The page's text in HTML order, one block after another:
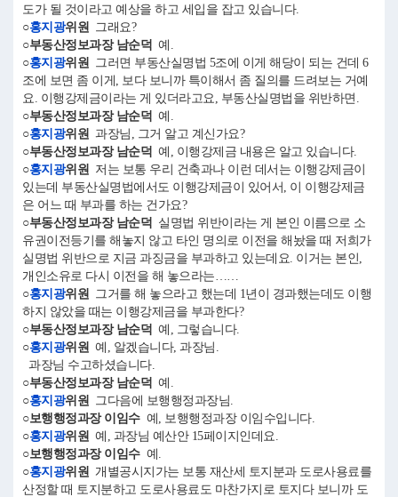
도가 될 것이라고 예상을 하고 세입을 잡고 있습니다.
○홍지광위원 그래요?
○부동산정보과장 남순덕 예.
○홍지광위원 그러면 부동산실명법 5조에 이게 해당이 되는 건데 6
조에 보면 좀 이게, 보다 보니까 특이해서 좀 질의를 드려보는 거예
요. 이행강제금이라는 게 있더라고요, 부동산실명법을 위반하면.
○부동산정보과장 남순덕 예.
○홍지광위원 과장님, 그거 알고 계신가요?
○부동산정보과장 남순덕 예, 이행강제금 내용은 알고 있습니다.
○홍지광위원 저는 보통 우리 건축과나 이런 데서는 이행강제금이
있는데 부동산실명법에서도 이행강제금이 있어서, 이 이행강제금
은 어느 때 부과를 하는 건가요?
○부동산정보과장 남순덕 실명법 위반이라는 게 본인 이름으로 소
유권이전등기를 해놓지 않고 타인 명의로 이전을 해놨을 때 저희가
실명법 위반으로 지금 과징금을 부과하고 있는데요. 이거는 본인,
개인소유로 다시 이전을 해 놓으라는……
○홍지광위원 그거를 해 놓으라고 했는데 1년이 경과했는데도 이행
하지 않았을 때는 이행강제금을 부과한다?
○부동산정보과장 남순덕 예, 그렇습니다.
○홍지광위원 예, 알겠습니다, 과장님.
과장님 수고하셨습니다.
○부동산정보과장 남순덕 예.
○홍지광위원 그다음에 보행행정과장님.
○보행행정과장 이임수예, 보행행정과장 이임수입니다.
○홍지광위원 예, 과장님 예산안 15페이지인데요.
○보행행정과장 이임수예.
○홍지광위원 개별공시지가는 보통 재산세 토지분과 도로사용료를
산정할 때 토지분하고 도로사용료도 마찬가지로 토지다 보니까 도